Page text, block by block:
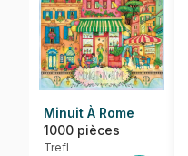
Minuit À Rome
1000 pièces
Trefl